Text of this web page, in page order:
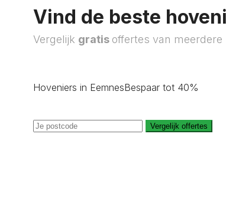
Vind de beste
Vergelijk gratis offertes van meerdere
Hoveniers in EemnesBespaar tot 40%
Vergelijk offertes